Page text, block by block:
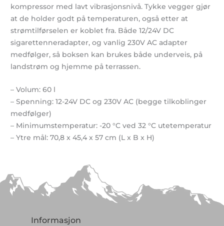
kompressor med lavt vibrasjonsnivå. Tykke vegger gjør
at de holder godt på temperaturen, også etter at
strømtilførselen er koblet fra. Både 12/24V DC
sigarettenneradapter, og vanlig 230V AC adapter
medfølger, så boksen kan brukes både underveis, på
landstrøm og hjemme på terrassen.
– Volum: 60 l
– Spenning: 12-24V DC og 230V AC (begge tilkoblinger
medfølger)
– Minimumstemperatur: -20 °C ved 32 °C utetemperatur
– Ytre mål: 70,8 x 45,4 x 57 cm (L x B x H)
Informasjon